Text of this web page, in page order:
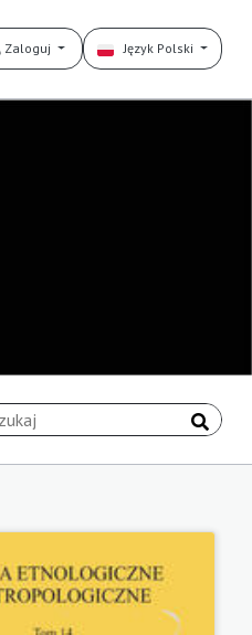
Zaloguj Język Polski